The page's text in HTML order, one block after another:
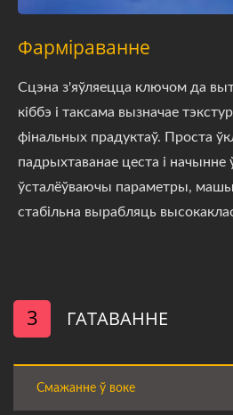
Фарміраванне
Сцэна з'яўляецца ключом да
кіббэ і таксама вызначае
фінальных прадуктаў. Проста
падрыхтаванае цеста і начынне
ўсталёўваючы параметры,
стабільна вырабляць
3 ГАТАВАННЕ
Смажанне ў воке